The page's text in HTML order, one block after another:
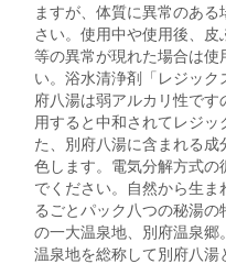
ますが、体質に異常のあ
さい。使用中や使用後、
等の異常が現れた場合は使
い。浴水清浄剤「レジック
府八湯は弱アルカリ性で
用すると中和されてレジ
た、別府八湯に含まれる
色します。電気分解方式の
でください。自然から生ま
るごとパック八つの秘湯
の一大温泉地、別府温泉
温泉地を総称して別府八湯